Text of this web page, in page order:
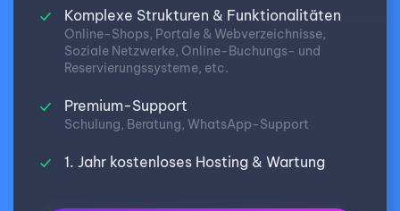
Komplexe Strukturen & Funktionalitäten
Online-Shops, Portale & Webverzeichnisse,
Soziale Netzwerke, Online-Buchungs- und
Reservierungssysteme, etc.
Premium-Support
Schulung, Beratung, WhatsApp-Support
1. Jahr kostenloses Hosting & Wartung